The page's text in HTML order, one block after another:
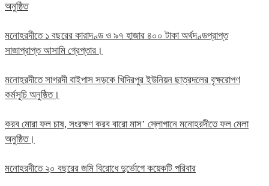
অনুষ্ঠিত
মনোহরদীতে ১ বছরের কারাদণ্ড ও ৯৭ হাজার ৪০০ টাকা অর্থদণ্ডপ্রাপ্ত
সাজাপ্রাপ্ত আসামি গ্রেপ্তার।
মনোহরদীতে সাগরদী বাইপাস সড়কে খিদিরপুর ইউনিয়ন ছাত্রদলের বৃক্ষরোপণ
কর্মসূচি অনুষ্ঠিত।
করব মোরা ফল চাষ, সংরক্ষণ করব বারো মাস’ স্লোগানে মনোহরদীতে ফল মেলা
অনুষ্ঠিত।
মনোহরদীতে ২০ বছরের জমি বিরোধে দুর্ভোগে কয়েকটি পরিবার